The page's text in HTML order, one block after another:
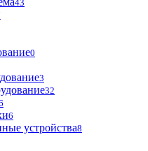
43
0
3
32
6
устройства8